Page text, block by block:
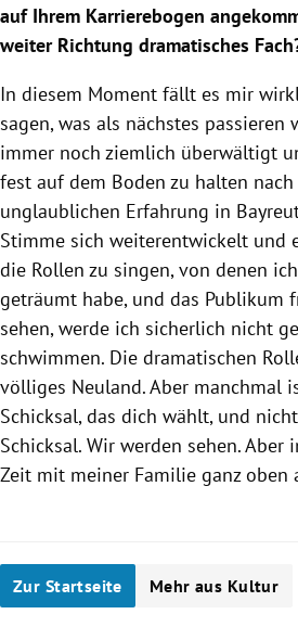
auf Ihrem Karrierebogen
weiter Richtung dramatisches
In diesem Moment fällt es mir
sagen, was als nächstes passieren
immer noch ziemlich überwältigt
fest auf dem Boden zu halten
unglaublichen Erfahrung in
Stimme sich weiterentwickelt und
die Rollen zu singen, von denen
geträumt habe, und das Publikum
sehen, werde ich sicherlich nicht
schwimmen. Die dramatischen
völliges Neuland. Aber manchmal
Schicksal, das dich wählt, und
Schicksal. Wir werden sehen. Aber
Zeit mit meiner Familie ganz oben
Zur Startseite Mehr aus Kultur